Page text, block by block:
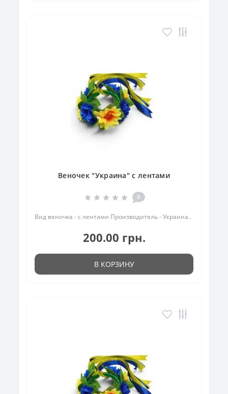
Веночек "Украина" с лентами
0
Вид веночка - с лентами Производитель - Украина..
200.00 грн.
В КОРЗИНУ